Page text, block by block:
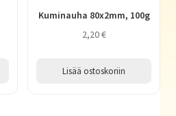
Kuminauha 80x2mm, 100g
2,20€
Lisää ostoskoriin